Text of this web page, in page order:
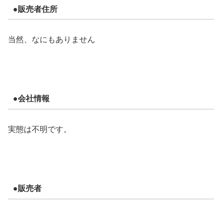
●販売者住所
当然、なにもありません
●会社情報
実態は不明です。
●販売者